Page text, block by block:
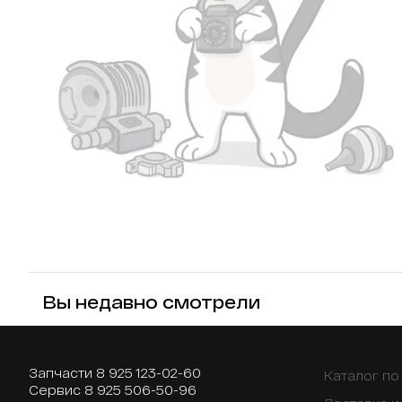
Вы недавно смотрели
Запчасти 8 925 123-02-60
Сервис 8 925 506-50-96
Каталог